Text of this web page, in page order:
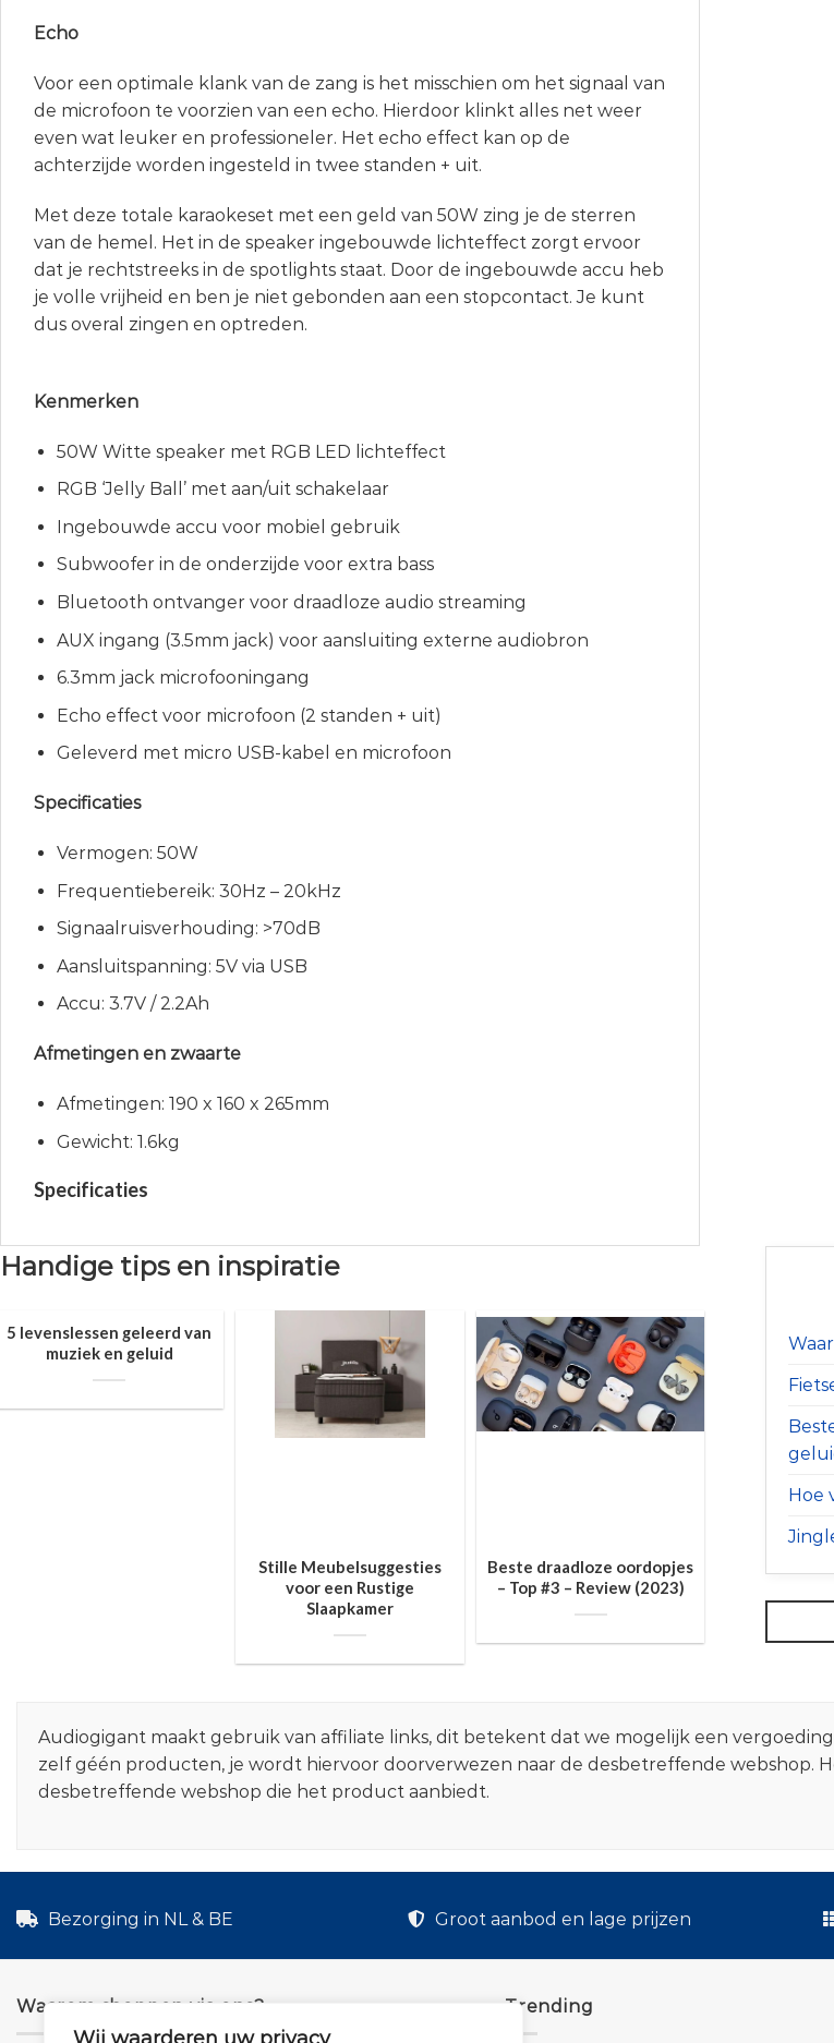
Echo
Voor een optimale klank van de zang is het misschien om het signaal van
de microfoon te voorzien van een echo. Hierdoor klinkt alles net weer
even wat leuker en professioneler. Het echo effect kan op de
achterzijde worden ingesteld in twee standen + uit.
Met deze totale karaokeset met een geld van 50W zing je de sterren
van de hemel. Het in de speaker ingebouwde lichteffect zorgt ervoor
dat je rechtstreeks in de spotlights staat. Door de ingebouwde accu heb
je volle vrijheid en ben je niet gebonden aan een stopcontact. Je kunt
dus overal zingen en optreden.
Kenmerken
50W Witte speaker met RGB LED lichteffect
RGB ‘Jelly Ball’ met aan/uit schakelaar
Ingebouwde accu voor mobiel gebruik
Subwoofer in de onderzijde voor extra bass
Bluetooth ontvanger voor draadloze audio streaming
AUX ingang (3.5mm jack) voor aansluiting externe audiobron
6.3mm jack microfooningang
Echo effect voor microfoon (2 standen + uit)
Geleverd met micro USB-kabel en microfoon
Specificaties
Vermogen: 50W
Frequentiebereik: 30Hz – 20kHz
Signaalruisverhouding: >70dB
Aansluitspanning: 5V via USB
Accu: 3.7V / 2.2Ah
Afmetingen en zwaarte
Afmetingen: 190 x 160 x 265mm
Gewicht: 1.6kg
Specificaties
Handige tips en inspiratie
5 levenslessen geleerd van
muziek en geluid
Stille Meubelsuggesties
voor een Rustige
Slaapkamer
Beste draadloze oordopjes
– Top #3 – Review (2023)
Hoe
Audiogigant maakt gebruik van affiliate links, dit betekent dat we mogelijk een
zelf géén producten, je wordt hiervoor doorverwezen naar de desbetreffende webshop.
desbetreffende webshop die het product aanbiedt.
Bezorging in NL & BE Groot aanbod en lage prijzen
Waarom shoppen via ons? Trending